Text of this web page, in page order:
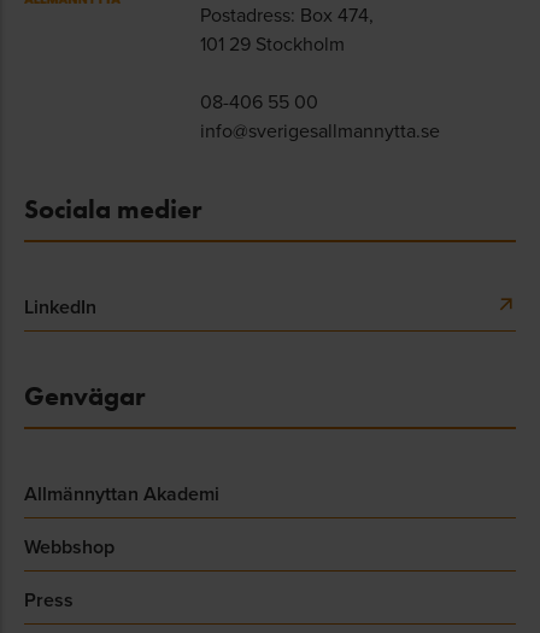
Postadress: Box 474,
101 29 Stockholm
08-406 55 00
info@sverigesallmannytta.se
Sociala medier
LinkedIn
Genvägar
Allmännyttan Akademi
Webbshop
Press